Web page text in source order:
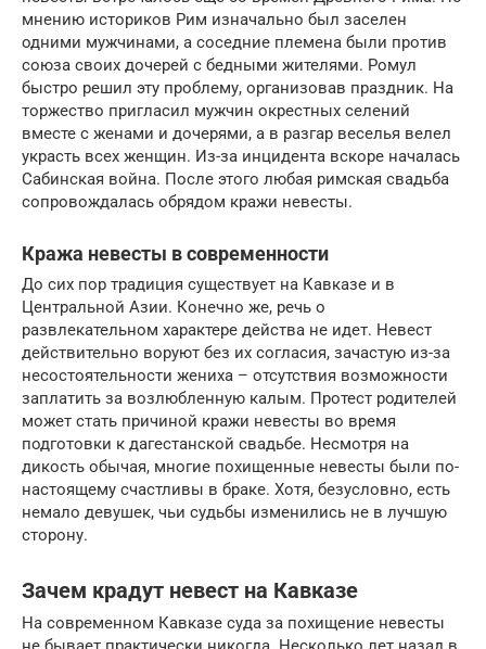
мнению историков Рим изначально был заселен
одними мужчинами, а соседние племена были против
союза своих дочерей с бедными жителями. Ромул
быстро решил эту проблему, организовав праздник. На
торжество пригласил мужчин окрестных селений
вместе с женами и дочерями, а в разгар веселья велел
украсть всех женщин. Из-за инцидента вскоре началась
Сабинская война. После этого любая римская свадьба
сопровождалась обрядом кражи невесты.
Кража невесты в современности
До сих пор традиция существует на Кавказе и в
Центральной Азии. Конечно же, речь о
развлекательном характере действа не идет. Невест
действительно воруют без их согласия, зачастую из-за
несостоятельности жениха – отсутствия возможности
заплатить за возлюбленную калым. Протест родителей
может стать причиной кражи невесты во время
подготовки к дагестанской свадьбе. Несмотря на
дикость обычая, многие похищенные невесты были по-
настоящему счастливы в браке. Хотя, безусловно, есть
немало девушек, чьи судьбы изменились не в лучшую
сторону.
Зачем крадут невест на Кавказе
На современном Кавказе суда за похищение невесты